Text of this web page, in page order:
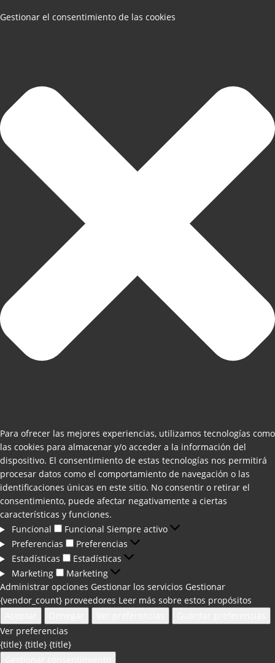
Gestionar el consentimiento de las cookies
Para ofrecer las mejores experiencias, utilizamos tecnologías como
las cookies para almacenar y/o acceder a la información del
dispositivo. El consentimiento de estas tecnologías nos permitirá
procesar datos como el comportamiento de navegación o las
identificaciones únicas en este sitio. No consentir o retirar el
consentimiento, puede afectar negativamente a ciertas
características y funciones.
Funcional
Funcional Siempre activo
Preferencias
Preferencias
Estadísticas
Estadísticas
Marketing
Marketing
Administrar opciones Gestionar los servicios Gestionar
{vendor_count} proveedores Leer más sobre estos propósitos
Ver preferencias
{title} {title} {title}